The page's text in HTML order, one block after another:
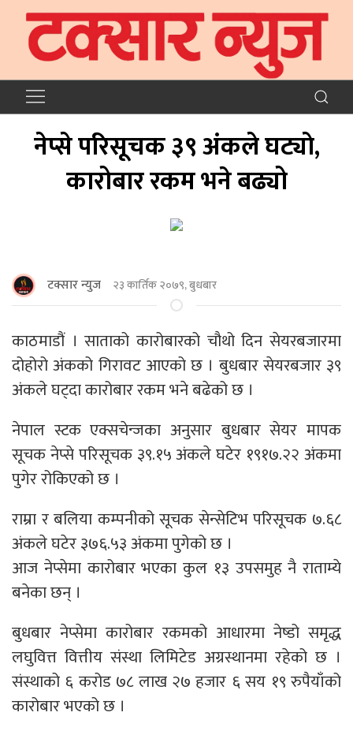
नेप्से परिसूचक ३९ अंकले घट्याे,
कारोबार रकम भने बढ्यो
टक्सार न्युज २३ कार्तिक २०७९, बुधबार
काठमाडौं । साताको कारोबारको चौथो दिन सेयरबजारमा
दोहोरो अंकको गिरावट आएको छ । बुधबार सेयरबजार ३९
अंकले घट्दा कारोबार रकम भने बढेको छ ।
नेपाल स्टक एक्सचेन्जका अनुसार बुधबार सेयर मापक
सूचक नेप्से परिसूचक ३९.१५ अंकले घटेर १९१७.२२ अंकमा
पुगेर रोकिएको छ ।
राम्रा र बलिया कम्पनीको सूचक सेन्सेटिभ परिसूचक ७.६८
अंकले घटेर ३७६.५३ अंकमा पुगेको छ ।
आज नेप्सेमा कारोबार भएका कुल १३ उपसमुह नै राताम्ये
बनेका छन् ।
बुधबार नेप्सेमा कारोबार रकमको आधारमा नेष्डो समृद्ध
लघुवित्त वित्तीय संस्था लिमिटेड अग्रस्थानमा रहेको छ ।
संस्थाको ६ करोड ७८ लाख २७ हजार ६ सय १९ रुपैयाँको
कारोबार भएको छ ।